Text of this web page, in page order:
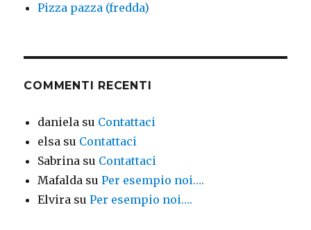
Pizza pazza (fredda)
COMMENTI RECENTI
daniela su Contattaci
elsa su Contattaci
Sabrina su Contattaci
Mafalda suPer esempio noi….
Elvira suPer esempio noi….